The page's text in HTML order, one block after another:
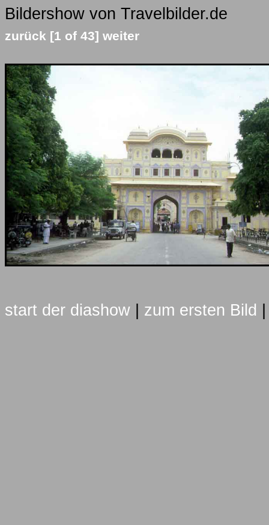
Bildershow von Travelbilder.de
zurück [1 of 43] weiter
start der diashow zum ersten Bild